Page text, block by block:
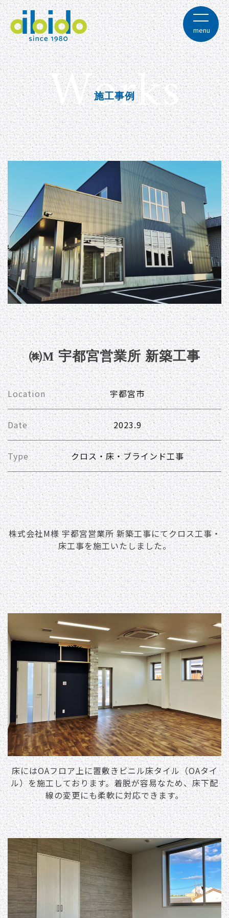
Skip
to
content
株式会社愛美堂
menu
Works
施工事例
㈱M 宇都宮営業所 新築⼯事
Location 宇都宮市
Date 2023.9
Type クロス・床・ブラインド工事
株式会社M様 宇都宮営業所 新築⼯事にてクロス⼯事・
床⼯事を施⼯いたしました。
床にはOAフロア上に置敷きビニル床タイル（OAタイ
ル）を施⼯しております。着脱が容易なため、床下配
線の変更にも柔軟に対応できます。